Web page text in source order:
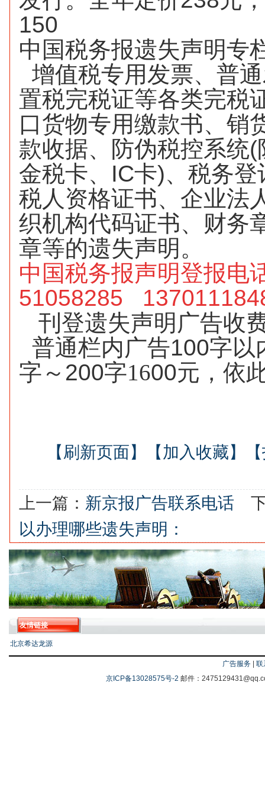
150
中国税务报遗失声明专
增值税专用发票、普
置税完税证等各类完税
口货物专用缴款书、销
款收据、防伪税控系统(
金税卡、 IC卡)、税务
税人资格证书、企业法
织机构代码证书、财务
章等的遗失声明。
中国税务报声明登报电
51058285
刊登遗失声明广告收
普通栏内广告100字以
字～ 200字1600元，依
【刷新页面】 【加入收藏】
上一篇： 新京报广告联系电话
以办理哪些遗失声明：
友情链接
北京希达龙源
广告服务
联
京ICP备13028575号-2 邮件：